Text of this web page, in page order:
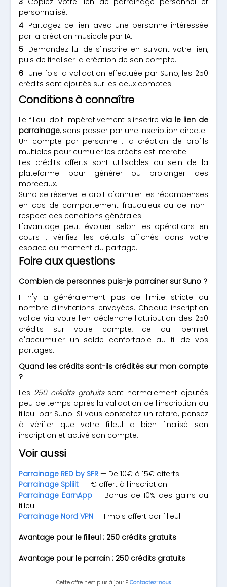
personnalisé.
Partagez ce lien avec une personne intéressée
par la création musicale par IA.
Demandez-lui de s'inscrire en suivant votre lien,
puis de finaliser la création de son compte.
Une fois la validation effectuée par Suno, les 250
crédits sont ajoutés sur les deux comptes.
Conditions à connaître
Le filleul doit impérativement s'inscrirevia le lien de
parrainage, sans passer par une inscription directe.
Un compte par personne : la création de profils
multiples pour cumuler les crédits est interdite.
Les crédits offerts sont utilisables au sein de la
plateforme pour générer ou prolonger des
morceaux.
Suno se réserve le droit d'annuler les récompenses
en cas de comportement frauduleux ou de non-
respect des conditions générales.
L'avantage peut évoluer selon les opérations en
cours : vérifiez les détails affichés dans votre
espace au moment du partage.
Foire aux questions
Combien de personnes puis-je parrainer sur Suno ?
Il n'y a généralement pas de limite stricte au
nombre d'invitations envoyées. Chaque inscription
valide via votre lien déclenche l'attribution des 250
crédits sur votre compte, ce qui permet
d'accumuler un solde confortable au fil de vos
partages.
Quand les crédits sont-ils crédités sur mon compte
?
Les250 crédits gratuitssont normalement ajoutés
peu de temps après la validation de l'inscription du
filleul par Suno. Si vous constatez un retard, pensez
à vérifier que votre filleul a bien finalisé son
inscription et activé son compte.
Voir aussi
Parrainage RED by SFR — De 10€ à 15€ offerts
Parrainage Spliiit — 1€ offert à l'inscription
Parrainage EarnApp — Bonus de 10% des gains du
filleul
Parrainage Nord VPN — 1 mois offert par filleul
Avantage pour le filleul : 250 crédits gratuits
Avantage pour le parrain : 250 crédits gratuits
Cette offre n'est plus à jour ? Contactez-nous